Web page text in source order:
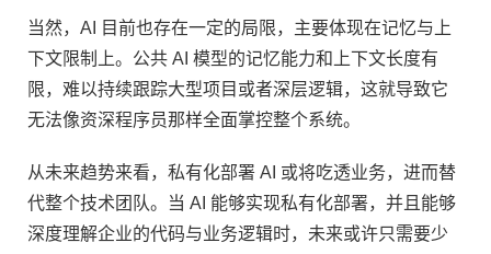
当然，AI 目前也存在一定的局限，主要体现在记忆与上
下文限制上。公共 AI 模型的记忆能力和上下文长度有
限，难以持续跟踪大型项目或者深层逻辑，这就导致它
无法像资深程序员那样全面掌控整个系统。
从未来趋势来看，私有化部署 AI 或将吃透业务，进而替
代整个技术团队。当 AI 能够实现私有化部署，并且能够
深度理解企业的代码与业务逻辑时，未来或许只需要少